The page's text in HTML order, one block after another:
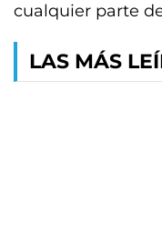
cualquier parte
LAS MÁS